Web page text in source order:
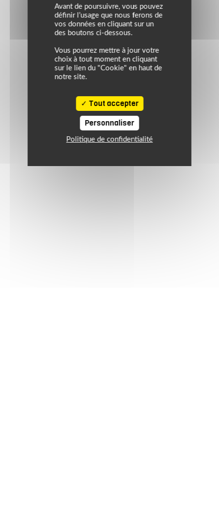
Avant de poursuivre, vous pouvez
définir l’usage que nous ferons de
vos données en cliquant sur un
des boutons ci-dessous.
Vous pourrez mettre à jour votre
choix à tout moment en cliquant
sur le lien du "Cookie" en haut de
notre site.
Tout accepter
Personnaliser
Politique de confidentialité